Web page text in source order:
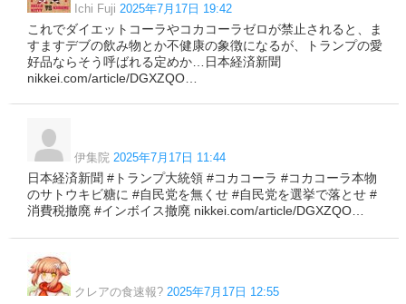
Ichi Fuji 2025年7月17日 19:42
これでダイエットコーラやコカコーラゼロが禁止されると、ま
すますデブの飲み物とか不健康の象徴になるが、トランプの愛
好品ならそう呼ばれる定めか…日本経済新聞
nikkei.com/article/DGXZQO…
伊集院 2025年7月17日 11:44
日本経済新聞 #トランプ大統領 #コカコーラ #コカコーラ本物
のサトウキビ糖に #自民党を無くせ #自民党を選挙で落とせ #
消費税撤廃 #インボイス撤廃 nikkei.com/article/DGXZQO…
クレアの食速報? 2025年7月17日 12:55